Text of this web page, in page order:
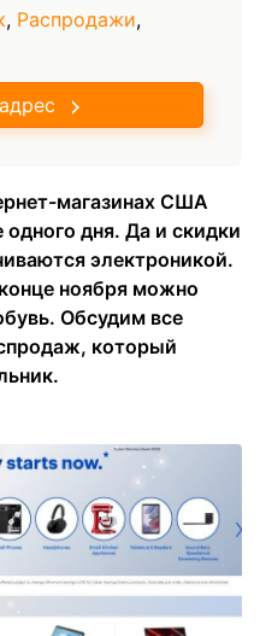
, Распродажи,
магазинах США
дня. Да и скидки
электроникой.
ноября можно
Обсудим все
который